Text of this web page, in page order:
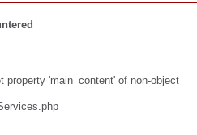
property 'main_content' of non-object